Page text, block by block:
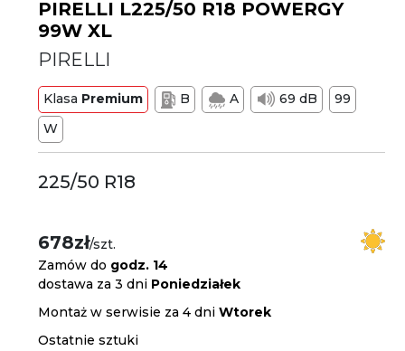
PIRELLI L225/50 R18 POWERGY
99W XL
PIRELLI
Klasa Premium B A 69 dB
99
W
225/50 R18
678zł/szt.
Zamów do godz. 14
dostawa za 3 dni Poniedziałek
Montaż w serwisie za 4 dniWtorek
Ostatnie sztuki